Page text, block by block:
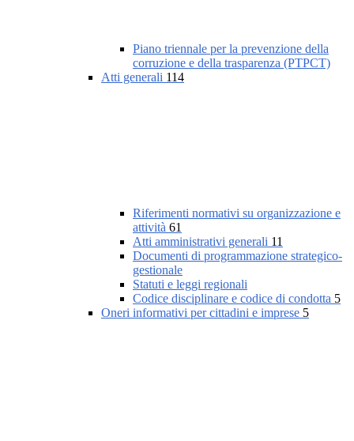
Piano triennale per la prevenzione della
corruzione e della trasparenza (PTPCT)
Atti generali 114
Riferimenti normativi su organizzazione e
attività 61
Atti amministrativi generali 11
Documenti di programmazione strategico-
gestionale
Statuti e leggi regionali
Codice disciplinare e codice di condotta 5
Oneri informativi per cittadini e imprese 5